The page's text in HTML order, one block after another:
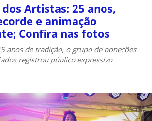
dos Artistas: 25 anos,
e animação
Confira nas fotos
anos de tradição, o grupo de bonecões
registrou público expressivo